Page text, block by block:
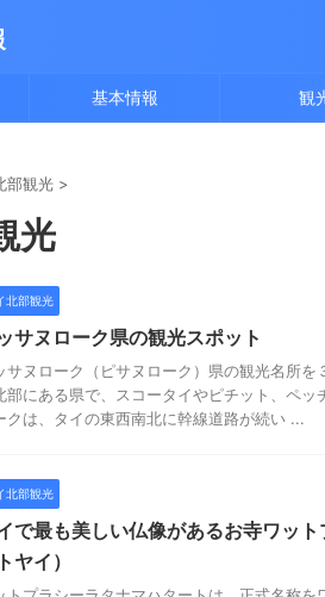
基本情報 観
部観光 >
光
北部観光
サヌローク県の観光スポット
サヌローク（ピサヌローク）県の観光名所
部にある県で、スコータイやピチット、ペ
クは、タイの東西南北に幹線道路が続い ...
北部観光
で最も美しい仏像があるお寺ワッ
ヤイ）